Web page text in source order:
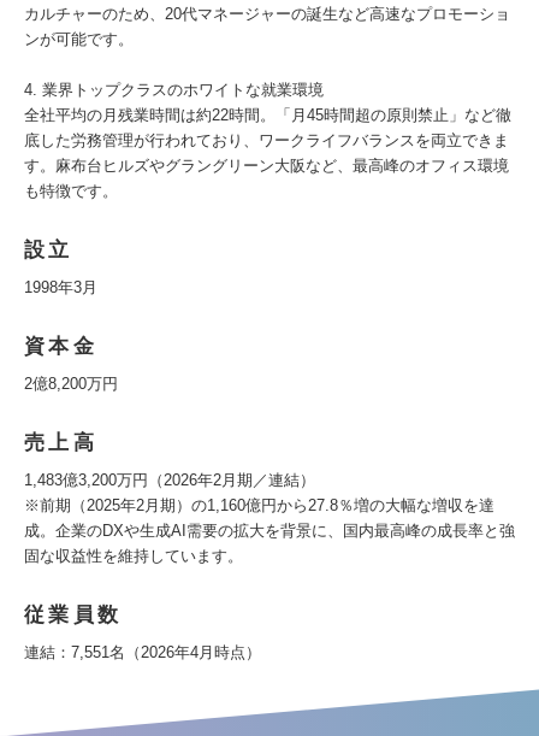
カルチャーのため、20代マネージャーの誕生など高速なプロモーショ
ンが可能です。
4. 業界トップクラスのホワイトな就業環境
全社平均の月残業時間は約22時間。「月45時間超の原則禁止」など徹
底した労務管理が行われており、ワークライフバランスを両立できま
す。麻布台ヒルズやグラングリーン大阪など、最高峰のオフィス環境
も特徴です。
設立
1998年3月
資本金
2億8,200万円
売上高
1,483億3,200万円（2026年2月期／連結）
※前期（2025年2月期）の1,160億円から27.8％増の大幅な増収を達
成。企業のDXや生成AI需要の拡大を背景に、国内最高峰の成長率と強
固な収益性を維持しています。
従業員数
連結：7,551名（2026年4月時点）